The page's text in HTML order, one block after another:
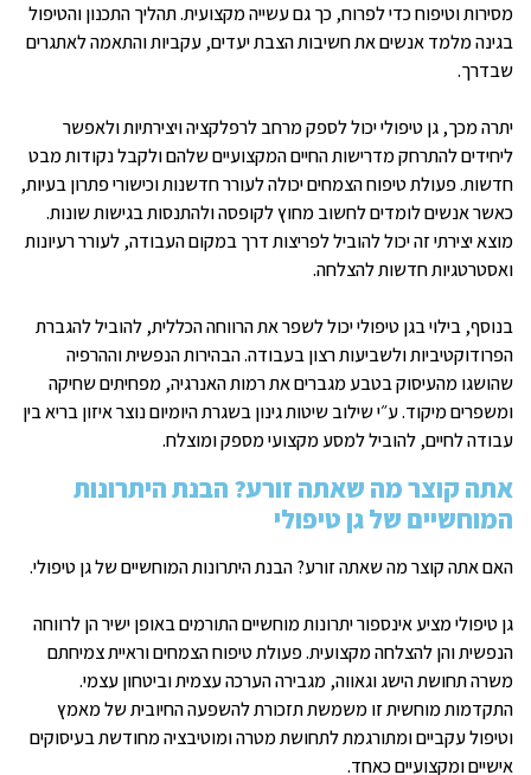
מסירות וטיפוח כדי לפרוח, כך גם עשייה מקצועית. תהליך התכנון והטיפול
בגינה מלמד אנשים את חשיבות הצבת יעדים, עקביות והתאמה לאתגרים
שבדרך.
יתרה מכך, גן טיפולי יכול לספק מרחב לרפלקציה ויצירתיות ולאפשר
ליחידים להתרחק מדרישות החיים המקצועיים שלהם ולקבל נקודות מבט
חדשות. פעולת טיפוח הצמחים יכולה לעורר חדשנות וכישורי פתרון בעיות,
כאשר אנשים לומדים לחשוב מחוץ לקופסה ולהתנסות בגישות שונות.
מוצא יצירתי זה יכול להוביל לפריצות דרך במקום העבודה, לעורר רעיונות
ואסטרטגיות חדשות להצלחה.
בנוסף, בילוי בגן טיפולי יכול לשפר את הרווחה הכללית, להוביל להגברת
הפרודוקטיביות ולשביעות רצון בעבודה. הבהירות הנפשית וההרפיה
שהושגו מהעיסוק בטבע מגברים את רמות האנרגיה, מפחיתים שחיקה
ומשפרים מיקוד. ע״י שילוב שיטות גינון בשגרת היומיום נוצר איזון בריא בין
עבודה לחיים, להוביל למסע מקצועי מספק ומוצלח.
אתה קוצר מה שאתה זורע? הבנת היתרונות
המוחשיים של גן טיפולי
האם אתה קוצר מה שאתה זורע? הבנת היתרונות המוחשיים של גן טיפולי.
גן טיפולי מציע אינספור יתרונות מוחשיים התורמים באופן ישיר הן לרווחה
הנפשית והן להצלחה מקצועית. פעולת טיפוח הצמחים וראיית צמיחתם
משרה תחושת הישג וגאווה, מגבירה הערכה עצמית וביטחון עצמי.
התקדמות מוחשית זו משמשת תזכורת להשפעה החיובית של מאמץ
וטיפול עקביים ומתורגמת לתחושת מטרה ומוטיבציה מחודשת בעיסוקים
אישיים ומקצועיים כאחד.